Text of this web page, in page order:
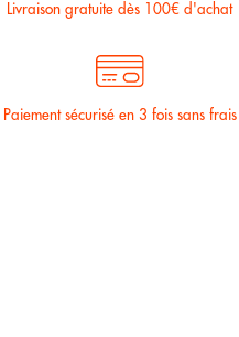
Livraison gratuite dès 100€ d'achat
Paiement sécurisé en 3 fois sans frais